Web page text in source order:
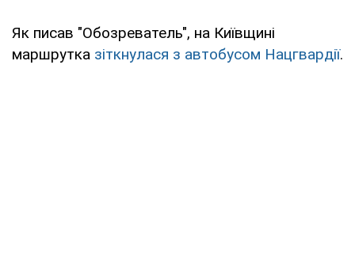
Як писав "Обозреватель", на Київщині
маршрутка зіткнулася з автобусом Нацгвардії.